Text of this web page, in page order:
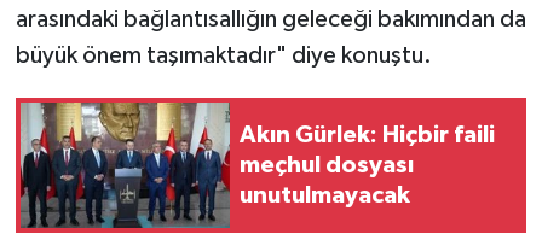
arasındaki bağlantısallığın geleceği bakımından da
büyük önem taşımaktadır" diye konuştu.
Akın Gürlek: Hiçbir faili
meçhul dosyası
unutulmayacak